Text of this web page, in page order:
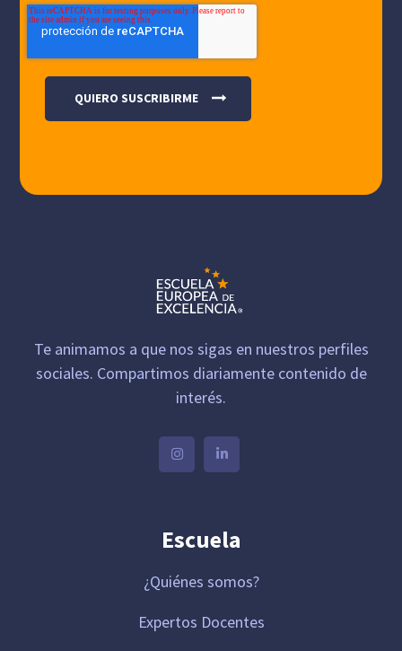
Te animamos a que nos sigas en nuestros perfiles
sociales. Compartimos diariamente contenido de
interés.
Escuela
¿Quiénes somos?
Expertos Docentes